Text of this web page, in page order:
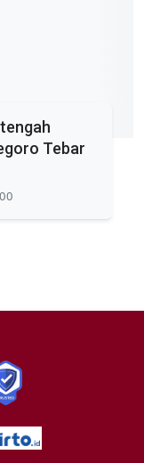
Tebar